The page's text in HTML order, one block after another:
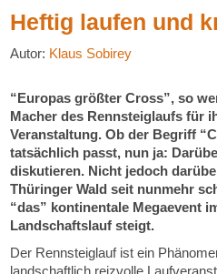
Heftig laufen und
Autor: Klaus Sobirey
“Europas größter Cross”, so
Macher des Rennsteiglaufs für
Veranstaltung. Ob der Begriff
tatsächlich passt, nun ja:
diskutieren. Nicht jedoch
Thüringer Wald seit nunmehr
“das” kontinentale Megaevent
Landschaftslauf steigt.
Der Rennsteiglauf ist ein
landschaftlich reizvolle